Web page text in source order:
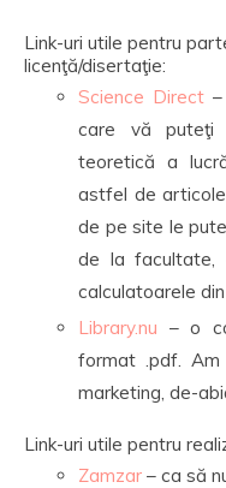
Link-uri utile pentru
licenţă/disertaţie:
Science Direct–
care vă puteţi
teoretică a
astfel de
de pe site le
de la facultate,
calculatoarele
Library.nu – o
format .pdf.
marketing, de-
Link-uri utile pentru
Zamzar – ca să